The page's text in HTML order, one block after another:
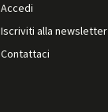
Accedi
Iscriviti alla newsletter
Contattaci